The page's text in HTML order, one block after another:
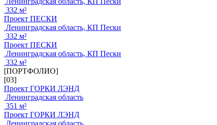
332 м²
Проект ПЕСКИ
Ленинградская область, КП Пески
332 м²
Проект ПЕСКИ
Ленинградская область, КП Пески
332 м²
[ПОРТФОЛИО]
[03]
Проект ГОРКИ ЛЭНД
Ленинградская область
351 м²
Проект ГОРКИ ЛЭНД
Ленинградская область